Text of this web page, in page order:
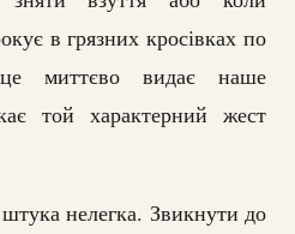
в грязних кросівках по
миттєво видає наше
той характерний жест
нелегка. Звикнути до